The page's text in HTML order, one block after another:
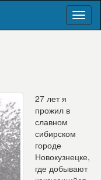
27 лет я
прожил в
славном
сибирском
городе
Новокузнецке,
где добывают